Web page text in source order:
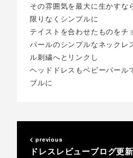
その雰囲気を最大に生かすな
限りなくシンプルに
テイストを合わせたものをチ
パールのシンプルなネックレ
ル刺繍へとリンクし
ヘッドドレスもベビーパール
ブルに
previous
ドレスレビューブログ更